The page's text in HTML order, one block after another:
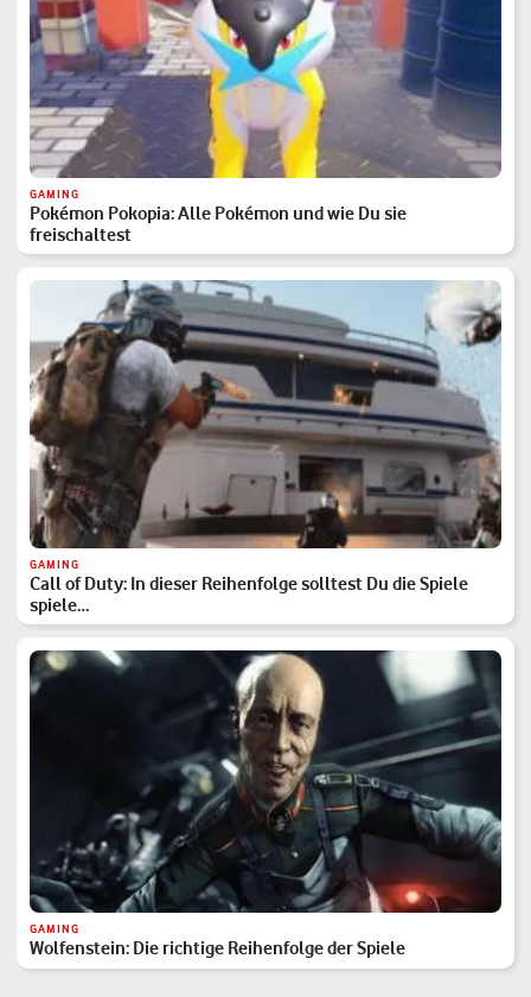
GAMING
Pokémon Pokopia: Alle Pokémon und wie Du sie
freischaltest
GAMING
Call of Duty: In dieser Reihenfolge solltest Du die Spiele
spiele…
GAMING
Wolfenstein: Die richtige Reihenfolge der Spiele